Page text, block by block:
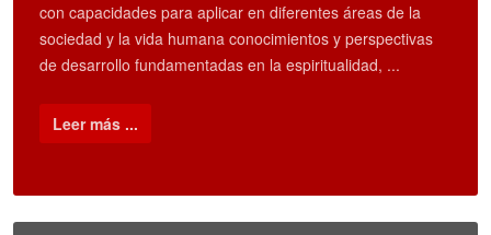
con capacidades para aplicar en diferentes áreas de la
sociedad y la vida humana conocimientos y perspectivas
de desarrollo fundamentadas en la espiritualidad, ...
Leer más ...